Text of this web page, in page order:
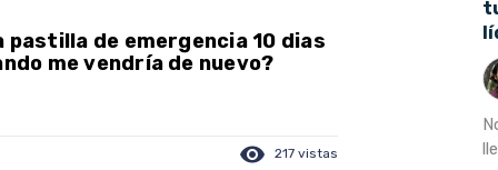
pastilla de emergencia 10 dias
me vendría de nuevo?
visibility 217 vistas